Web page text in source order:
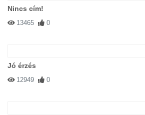
Nincs cím!
13465 0
Jó érzés
12949 0